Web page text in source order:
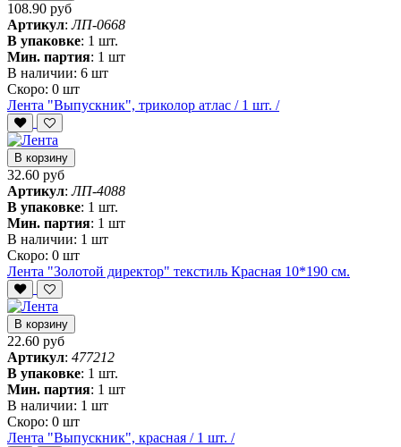
108.90 руб
Артикул: ЛП-0668
В упаковке: 1 шт.
Мин. партия: 1 шт
В наличии: 6 шт
Скоро: 0 шт
Лента "Выпускник", триколор атлас / 1 шт. /
В корзину
32.60 руб
Артикул: ЛП-4088
В упаковке: 1 шт.
Мин. партия: 1 шт
В наличии: 1 шт
Скоро: 0 шт
Лента "Золотой директор" текстиль Красная 10*190 см.
В корзину
22.60 руб
Артикул: 477212
В упаковке: 1 шт.
Мин. партия: 1 шт
В наличии: 1 шт
Скоро: 0 шт
Лента "Выпускник", красная / 1 шт. /